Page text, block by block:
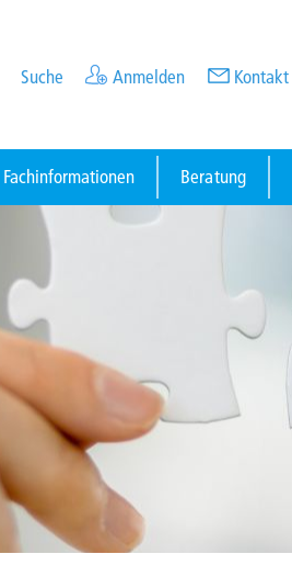
Suche Anmelden Kontakt
Fachinformationen Beratung